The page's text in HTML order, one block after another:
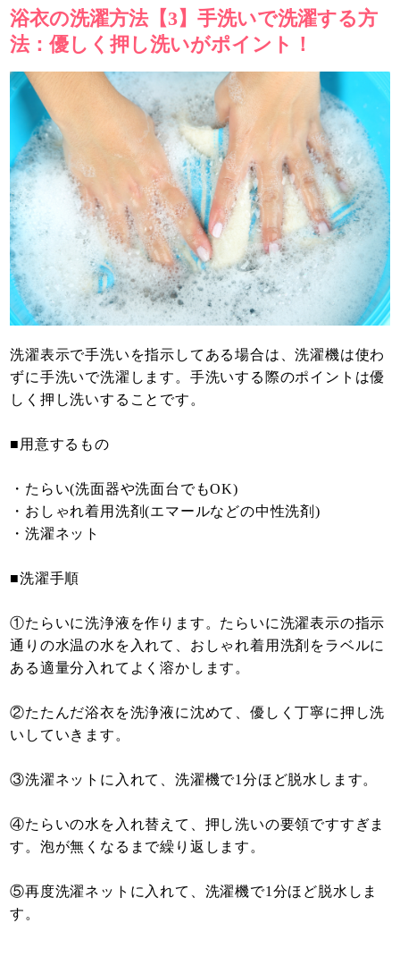
浴衣の洗濯方法【3】手洗いで洗濯する方
法：優しく押し洗いがポイント！
洗濯表示で手洗いを指示してある場合は、洗濯機は使わ
ずに手洗いで洗濯します。手洗いする際のポイントは優
しく押し洗いすることです。
■用意するもの
・たらい(洗面器や洗面台でもOK)
・おしゃれ着用洗剤(エマールなどの中性洗剤)
・洗濯ネット
■洗濯手順
①たらいに洗浄液を作ります。たらいに洗濯表示の指示
通りの水温の水を入れて、おしゃれ着用洗剤をラベルに
ある適量分入れてよく溶かします。
②たたんだ浴衣を洗浄液に沈めて、優しく丁寧に押し洗
いしていきます。
③洗濯ネットに入れて、洗濯機で1分ほど脱水します。
④たらいの水を入れ替えて、押し洗いの要領ですすぎま
す。泡が無くなるまで繰り返します。
⑤再度洗濯ネットに入れて、洗濯機で1分ほど脱水しま
す。